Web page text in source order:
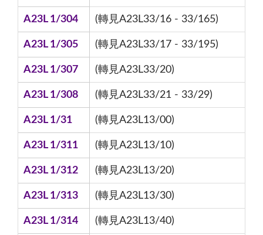
A23L 1/304 (轉見A23L33/16 - 33/165)
A23L 1/305 (轉見A23L33/17 - 33/195)
A23L 1/307 (轉見A23L33/20)
A23L 1/308 (轉見A23L33/21 - 33/29)
A23L 1/31 (轉見A23L13/00)
A23L 1/311 (轉見A23L13/10)
A23L 1/312 (轉見A23L13/20)
A23L 1/313 (轉見A23L13/30)
A23L 1/314 (轉見A23L13/40)